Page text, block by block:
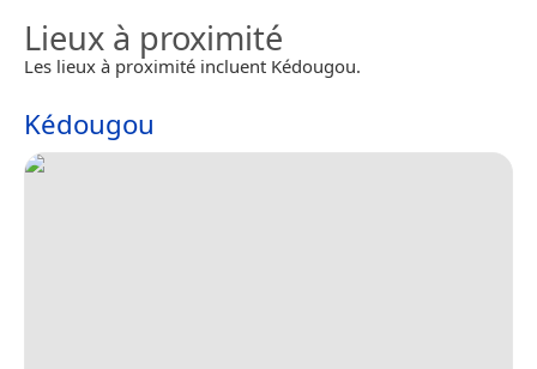
Lieux à proximité
Les lieux à proximité incluent Kédougou.
Kédougou